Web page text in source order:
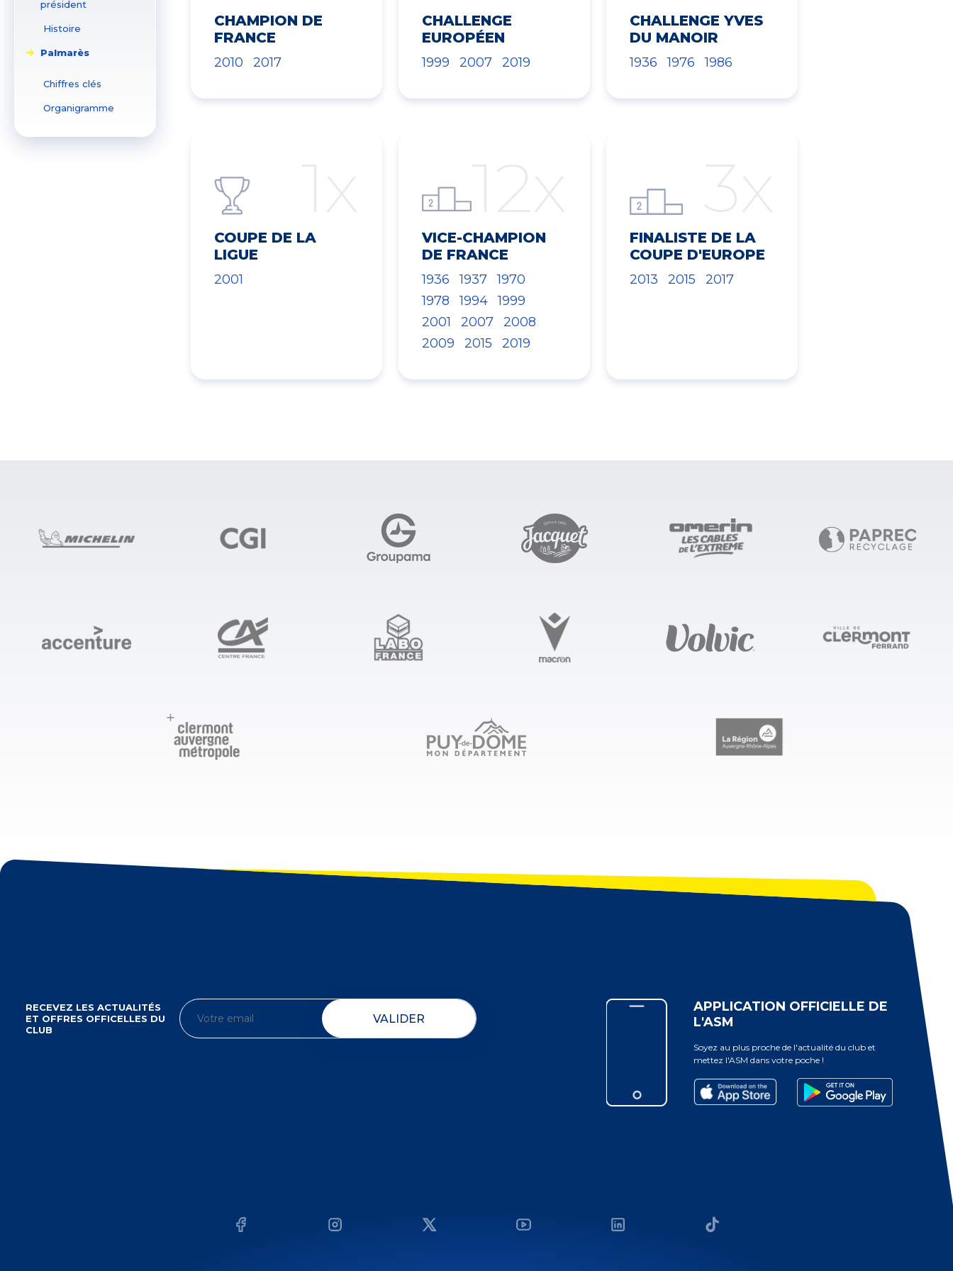
président
Histoire
Palmarès
Chiffres clés
Organigramme
CHAMPION DE
FRANCE
2010 2017
CHALLENGE
EUROPÉEN
1999 2007 2019
CHALLENGE YVES
DU MANOIR
1936 1976 1986
COUPE DE LA
LIGUE
2001
12x
VICE-CHAMPION
DE FRANCE
1936 1937
1970
1978
1994
1999
2001
2007
2008
2009
2015 2019
FINALISTE DE LA
COUPE D'EUROPE
2013 2015 2017
RECEVEZ LES ACTUALITÉS
ET OFFRES OFFICELLES DU
CLUB
VALIDER
APPLICATION OFFICIELLE DE
L'ASM
Soyez au plus proche de l'actualité du club et
mettez l'ASM dans votre poche !